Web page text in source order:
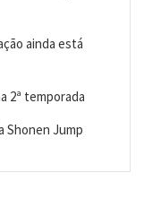
ainda está
2ª temporada
Shonen Jump